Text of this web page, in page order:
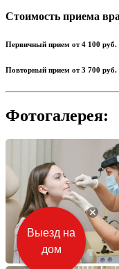
Стоимость приема
Первичный прием от4 100 руб.
Повторный прием от3 700 руб.
Фотогалерея:
Выезд на
дом